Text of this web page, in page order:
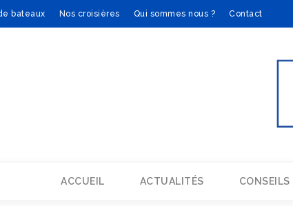
bateaux Nos croisières Qui sommes nous ? Contact
ACCUEIL ACTUALITÉS CONSEILS